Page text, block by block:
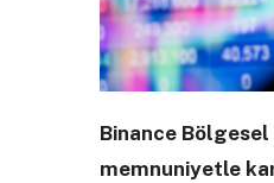
Binance
memnuniyetle